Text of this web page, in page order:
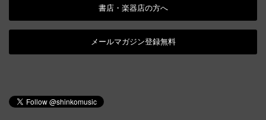
書店・楽器店の方へ
メールマガジン登録無料